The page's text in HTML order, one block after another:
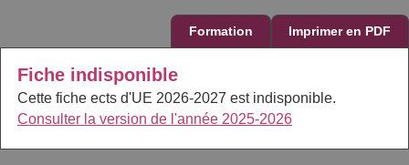
Formation Imprimer en PDF
Fiche indisponible
Cette fiche ects d'UE 2026-2027 est indisponible.
Consulter la version de l'année 2025-2026